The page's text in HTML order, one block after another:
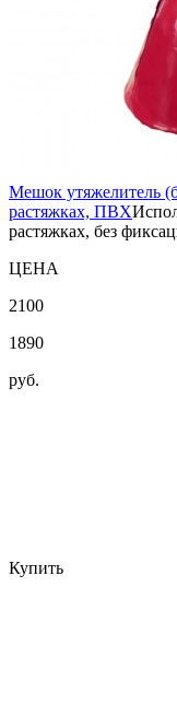
Мешок утяжелитель
растяжках, ПВХ
растяжках, без
ЦЕНА
2100
1890
руб.
Купить